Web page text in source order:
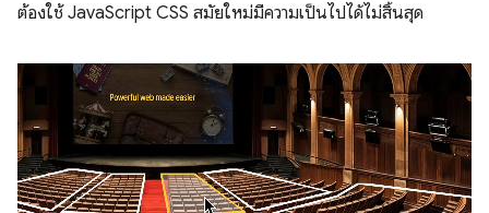
ต้องใช้ JavaScript CSS สมัยใหม่มีความเป็นไปได้ไม่สิ้นสุด